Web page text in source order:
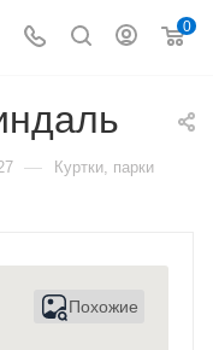
0
— Куртки, парки
Похожие